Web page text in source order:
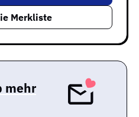
Merkliste
mehr